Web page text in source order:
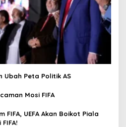
Ubah Peta Politik AS
Mosi FIFA
UEFA Akan Boikot Piala